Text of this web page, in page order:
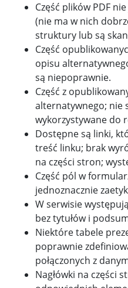
Część plików PDF
(nie ma w nich
struktury lub są
Część
opisu
są niepoprawnie.
Część z
alternatywnego; nie
wykorzystywane do
Dostępne są linki,
treść linku; brak
na części stron;
Część pól w
jednoznacznie
W serwisie
bez tytułów i
Niektóre tabele
poprawnie
połączonych z
Nagłówki na części